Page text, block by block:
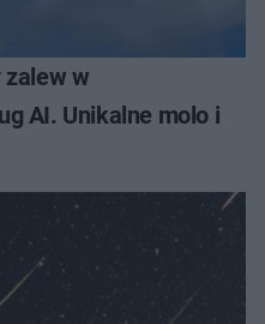
zalew w
AI. Unikalne molo i